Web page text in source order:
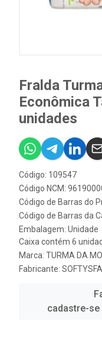
Fralda
Econômica
unidades
Código: 109547
Código NCM:
Código de Barras do
Código de Barras da
Embalagem: Unidade
Caixa contém 6
Marca: TURMA DA
Fabricante:
cadastre-